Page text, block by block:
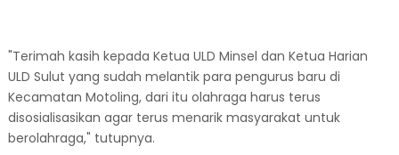
"Terimah kasih kepada Ketua ULD Minsel dan Ketua Harian
ULD Sulut yang sudah melantik para pengurus baru di
Kecamatan Motoling, dari itu olahraga harus terus
disosialisasikan agar terus menarik masyarakat untuk
berolahraga," tutupnya.